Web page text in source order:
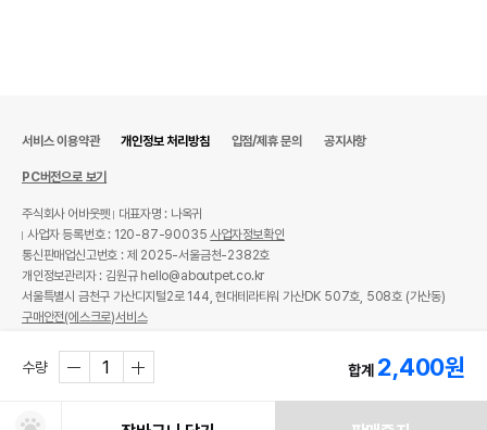
수량 합계 2,400원
서비스 이용약관 개인정보 처리방침 입점/제휴 문의 공지사항
PC버전으로 보기
주식회사 어바웃펫
대표자명 : 나옥귀
사업자 등록번호 : 120-87-90035사업자정보확인
통신판매업신고번호 : 제 2025-서울금천-2382호
개인정보관리자 : 김원규 hello@aboutpet.co.kr
서울특별시 금천구 가산디지털2로 144, 현대테라타워 가산DK 507호, 508호 (가산동)
구매안전(에스크로)서비스